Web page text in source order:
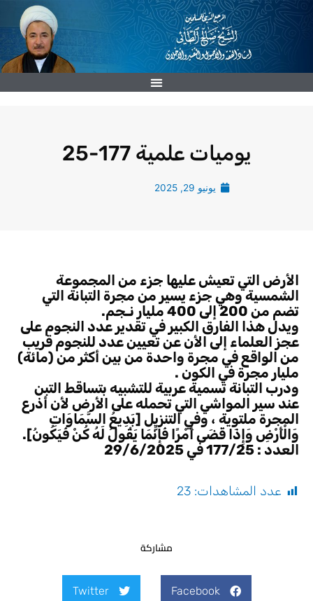
تخطي
يوميات علمية 177-25
يونيو 29, 2025
الأرض التي تعيش عليها جزء من المجموعة
الشمسية وهي جزء يسير من مجرة التبانة التي
تضم من 200 إلى 400 مليار نـجم.
ويدل هذا الفارق الكبير في تقدير عدد النجوم على
عجز العلماء إلى الأن عن تعيين عدد للنجوم قريب
من الواقع في مجرة واحدة من بين أكثر من (مائة)
مليار مجرة في الكون .
ودرب التبانة تسمية عربية للتشبيه بتساقط التبن
عند سير المواشي التي تحمله على الأرض لأن أذرع
المجرة ملتوية ، وفي التنزيل [بَدِيعُ السَّمَاوَاتِ
وَالْأَرْضِ وَإِذَا قَضَى أَمْرًا فَإِنَّمَا يَقُولُ لَهُ كُنْ فَيَكُونُ].
العدد : 177/25 في 29/6/2025
عدد المشاهدات: 23
مشاركة
Facebook
Twitter